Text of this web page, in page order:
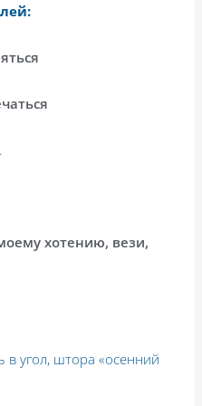
хотению, вези,
в угол, штора «осенний